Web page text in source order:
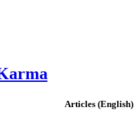
(English) Articles